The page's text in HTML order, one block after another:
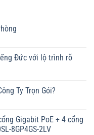
Đức với lộ trình rõ
Ty Trọn Gói?
Gigabit PoE + 4 cổng
8GP4GS-2LV